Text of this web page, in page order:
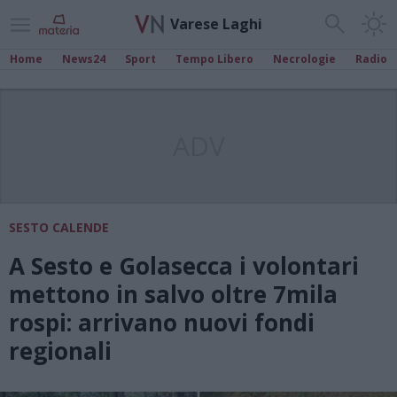
Varese Laghi
Home News24 Sport Tempo Libero Necrologie Radio
SESTO CALENDE
A Sesto e Golasecca i volontari
mettono in salvo oltre 7mila
rospi: arrivano nuovi fondi
regionali